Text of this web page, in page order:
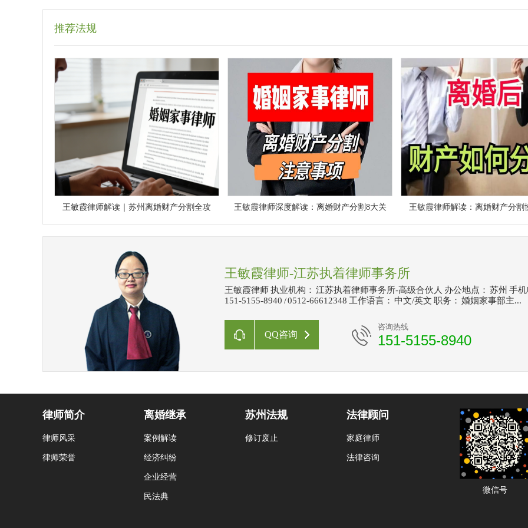
推荐法规
王敏霞律师解读｜苏州离婚财产分割全攻 王敏霞律师深度解读：离婚财产分割8大关 王敏霞律师解读：离婚财产分割
王敏霞律师-江苏执着律师事务所
王敏霞律师 执业机构： 江苏执着律师事务所-高级合伙人 办公地点： 苏州 手
151-5155-8940 / 0512-66612348 工作语言： 中文/英文 职务： 婚姻家事部主...
QQ咨询
咨询热线
151-5155-8940
律师简介
律师风采
律师荣誉
离婚继承
案例解读
经济纠纷
企业经营
民法典
苏州法规
修订废止
法律顾问
家庭律师
法律咨询
微信号